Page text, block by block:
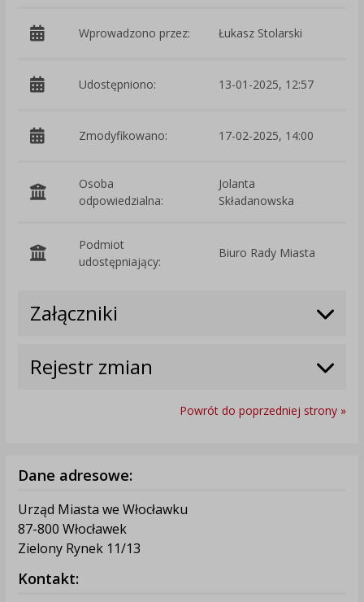
Wprowadzono przez: Łukasz Stolarski
Udostępniono: 13-01-2025, 12:57
Zmodyfikowano: 17-02-2025, 14:00
Osoba
odpowiedzialna:
Jolanta
Składanowska
Podmiot
udostępniający:
Biuro Rady Miasta
Załączniki
Rejestr zmian
Powrót do poprzedniej strony »
Dane adresowe:
Urząd Miasta we Włocławku
87-800 Włocławek
Zielony Rynek 11/13
Kontakt: